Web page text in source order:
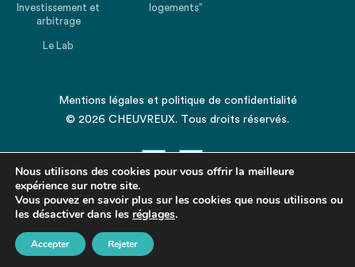
Partagez cet article
Investissement et
arbitrage
Le Lab
logements”
Mentions légales et politique de confidentialité
© 2026 CHEUVREUX. Tous droits réservés.
Revenir en haut de la page
Nous utilisons des cookies pour vous offrir la meilleure
expérience sur notre site.
Vous pouvez en savoir plus sur les cookies que nous utilisons ou
les désactiver dans les réglages.
Accepter Rejeter